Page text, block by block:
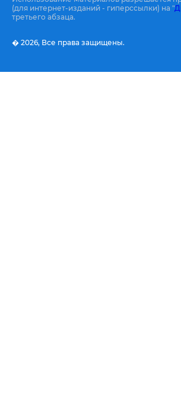
(для интернет-изданий - гиперссылки) на "
третьего абзаца.
� 2026, Все права защищены.